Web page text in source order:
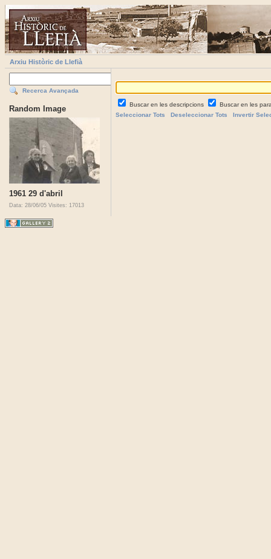
Arxiu Històric de Llefià
Recerca Avançada
Random Image
1961 29 d'abril
Data: 28/06/05 Visites: 17013
Buscar en les descripcions
Buscar en les
Seleccionar Tots
Deseleccionar Tots Invertir